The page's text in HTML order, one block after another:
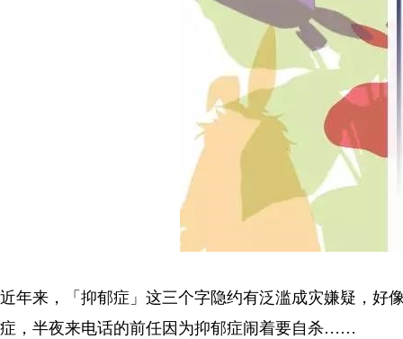
近年来，「抑郁症」这三个字隐约有泛滥成灾嫌疑，好
症，半夜来电话的前任因为抑郁症闹着要自杀……